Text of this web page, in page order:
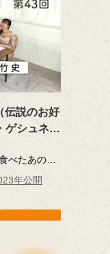
伝説のお好
ゲシュネッ
べたあの
エッセーを
ッセー作
年公開